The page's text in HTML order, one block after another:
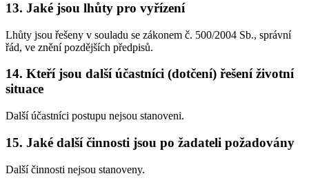
13. Jaké jsou lhůty pro vyřízení
Lhůty jsou řešeny v souladu se zákonem č. 500/2004 Sb., správní
řád, ve znění pozdějších předpisů.
14. Kteří jsou další účastníci (dotčení) řešení životní
situace
Další účastníci postupu nejsou stanoveni.
15. Jaké další činnosti jsou po žadateli požadovány
Další činnosti nejsou stanoveny.